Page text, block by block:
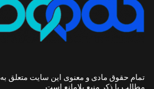
تمام حقوق مادی و معنوی این سایت متعلق به
مطالب با ذکر منبع بلامانع است.